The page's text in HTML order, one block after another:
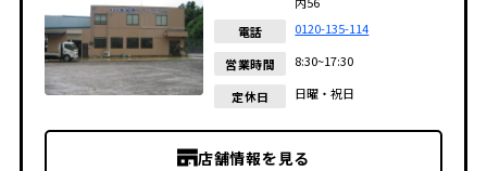
電話
0120-135-114
営業時間 8:30~17:30
定休日 日曜・祝日
店舗情報を見る